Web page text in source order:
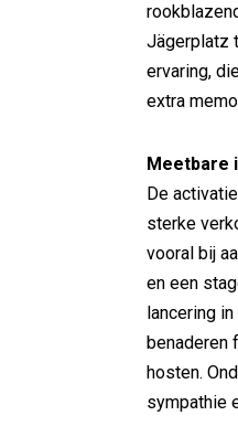
Jägerplatz
ervaring,
extra
Meetbare
De
sterke
vooral bij
en een
lancering
hosten.
sympathie